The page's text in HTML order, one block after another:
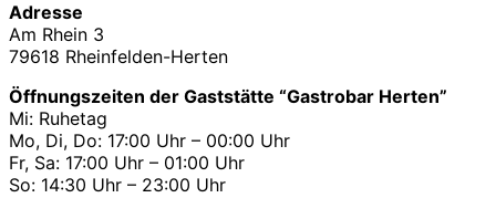
Adresse
Am Rhein 3
79618 Rheinfelden-Herten
Öffnungszeiten der Gaststätte “Gastrobar Herten”
Mi: Ruhetag
Mo, Di, Do: 17:00 Uhr – 00:00 Uhr
Fr, Sa: 17:00 Uhr – 01:00 Uhr
So: 14:30 Uhr – 23:00 Uhr